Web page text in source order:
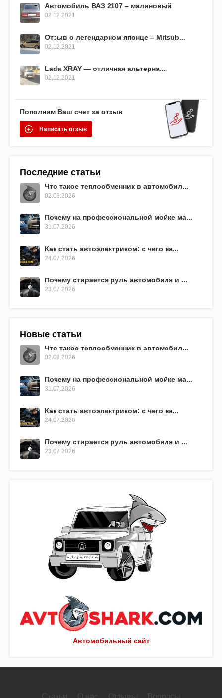
Автомобильный сайт
Автомобиль ВАЗ 2107 – малиновый
02.12.2021
Отзыв о легендарном японце – Mitsub...
02.12.2021
Lada XRAY — отличная альтерна...
02.12.2021
Пополним Ваш счет за отзыв
Написать отзыв
Последние статьи
Что такое теплообменник в автомобил...
02.08.2026
Почему на профессиональной мойке ма...
31.07.2026
Как стать автоэлектриком: с чего на...
24.07.2026
Почему стирается руль автомобиля и ...
23.07.2026
Новые статьи
Что такое теплообменник в автомобил...
02.08.2026
Почему на профессиональной мойке ма...
31.07.2026
Как стать автоэлектриком: с чего на...
24.07.2026
Почему стирается руль автомобиля и ...
23.07.2026
Статьи О нас Отзывы Вопросы